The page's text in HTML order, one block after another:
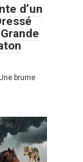
d’un
brume